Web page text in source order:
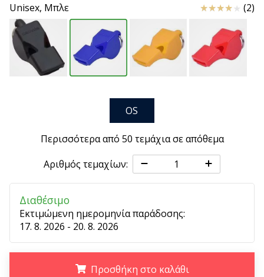
τεχνικές
αναβαθμίσεις
και
μάθε
αν
αξίζει…
6 λεπτά ανάγνωσης
πρεσβευτής
της
μάρκας
χάντμπολ
μας
Είσαι
Unisex, Μπλε Κριτικές (2)
OS
Περισσότερα από 50 τεμάχια σε απόθεμα
Αριθμός τεμαχίων:
Διαθέσιμο
Εκτιμώμενη ημερομηνία παράδοσης:
17. 8. 2026 - 20. 8. 2026
Προσθήκη στο καλάθι